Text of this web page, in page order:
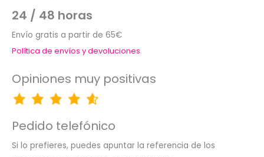
24 / 48 horas
Envío gratis a partir de 65€
Política de envíos y devoluciones
Opiniones muy positivas
Pedido telefónico
Si lo prefieres, puedes apuntar la referencia de los